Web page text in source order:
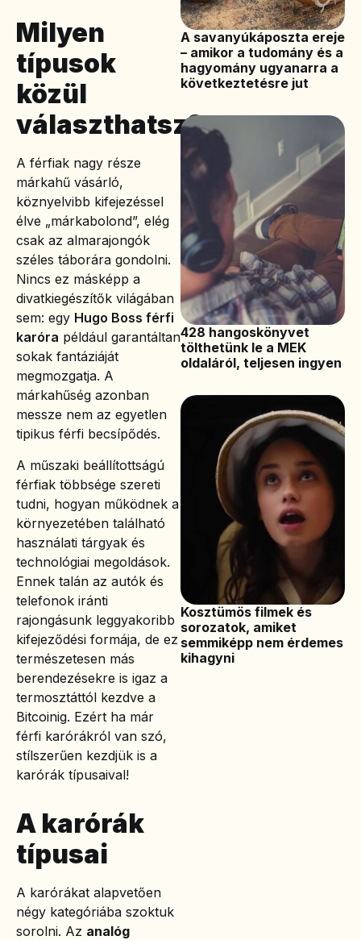
Milyen
típusok
közül
választhatsz?
A férfiak nagy része
márkahű vásárló,
köznyelvibb kifejezéssel
élve „márkabolond”, elég
csak az almarajongók
széles táborára gondolni.
Nincs ez másképp a
divatkiegészítők világában
sem: egy Hugo Boss férfi
karóra például garantáltan
sokak fantáziáját
megmozgatja. A
márkahűség azonban
messze nem az egyetlen
tipikus férfi becsípődés.
A műszaki beállítottságú
férfiak többsége szereti
tudni, hogyan működnek a
környezetében található
használati tárgyak és
technológiai megoldások.
Ennek talán az autók és
telefonok iránti
rajongásunk leggyakoribb
kifejeződési formája, de ez
természetesen más
berendezésekre is igaz a
termosztáttól kezdve a
Bitcoinig. Ezért ha már
férfi karórákról van szó,
stílszerűen kezdjük is a
karórák típusaival!
A karórák
típusai
A karórákat alapvetően
négy kategóriába szoktuk
sorolni. Az analóg
A savanyúkáposzta ereje
– amikor a tudomány és a
hagyomány ugyanarra a
következtetésre jut
428 hangoskönyvet
tölthetünk le a MEK
oldaláról, teljesen ingyen
Kosztümös filmek és
sorozatok, amiket
semmiképp nem érdemes
kihagyni